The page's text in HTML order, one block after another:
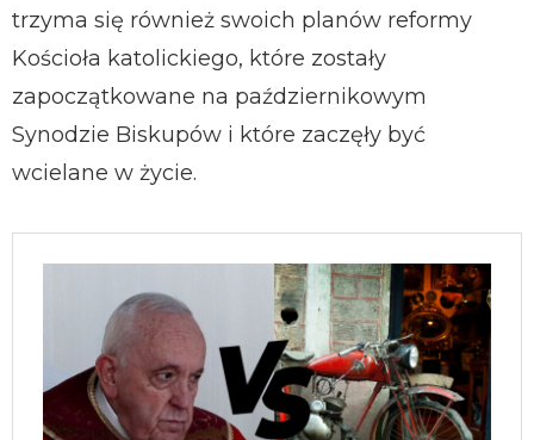
trzyma się również swoich planów reformy
Kościoła katolickiego, które zostały
zapoczątkowane na październikowym
Synodzie Biskupów i które zaczęły być
wcielane w życie.